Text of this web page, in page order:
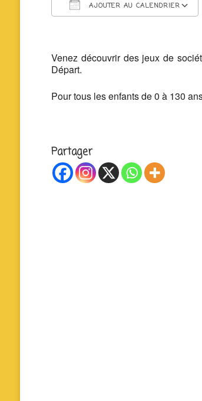
AJOUTER AU CALENDRIER
Venez découvrir des jeux de
Départ.
Pour tous les enfants de 0 à 130
Partager